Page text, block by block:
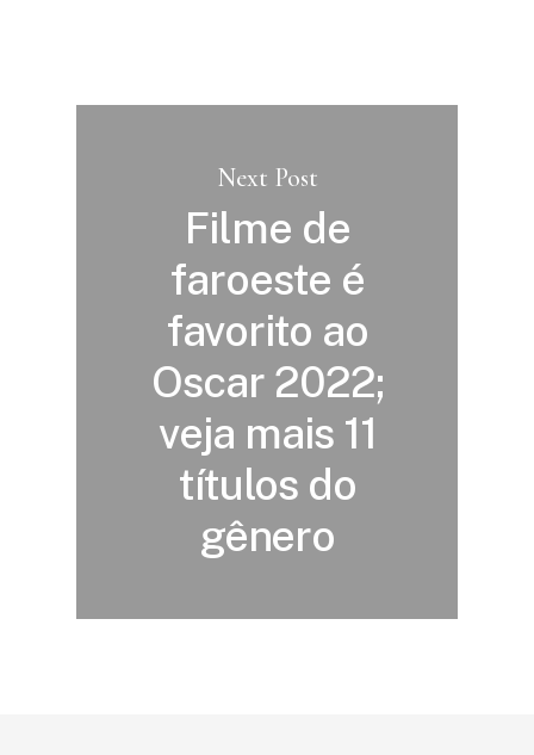
Next Post
Filme de
faroeste é
favorito ao
Oscar 2022;
veja mais 11
títulos do
gênero